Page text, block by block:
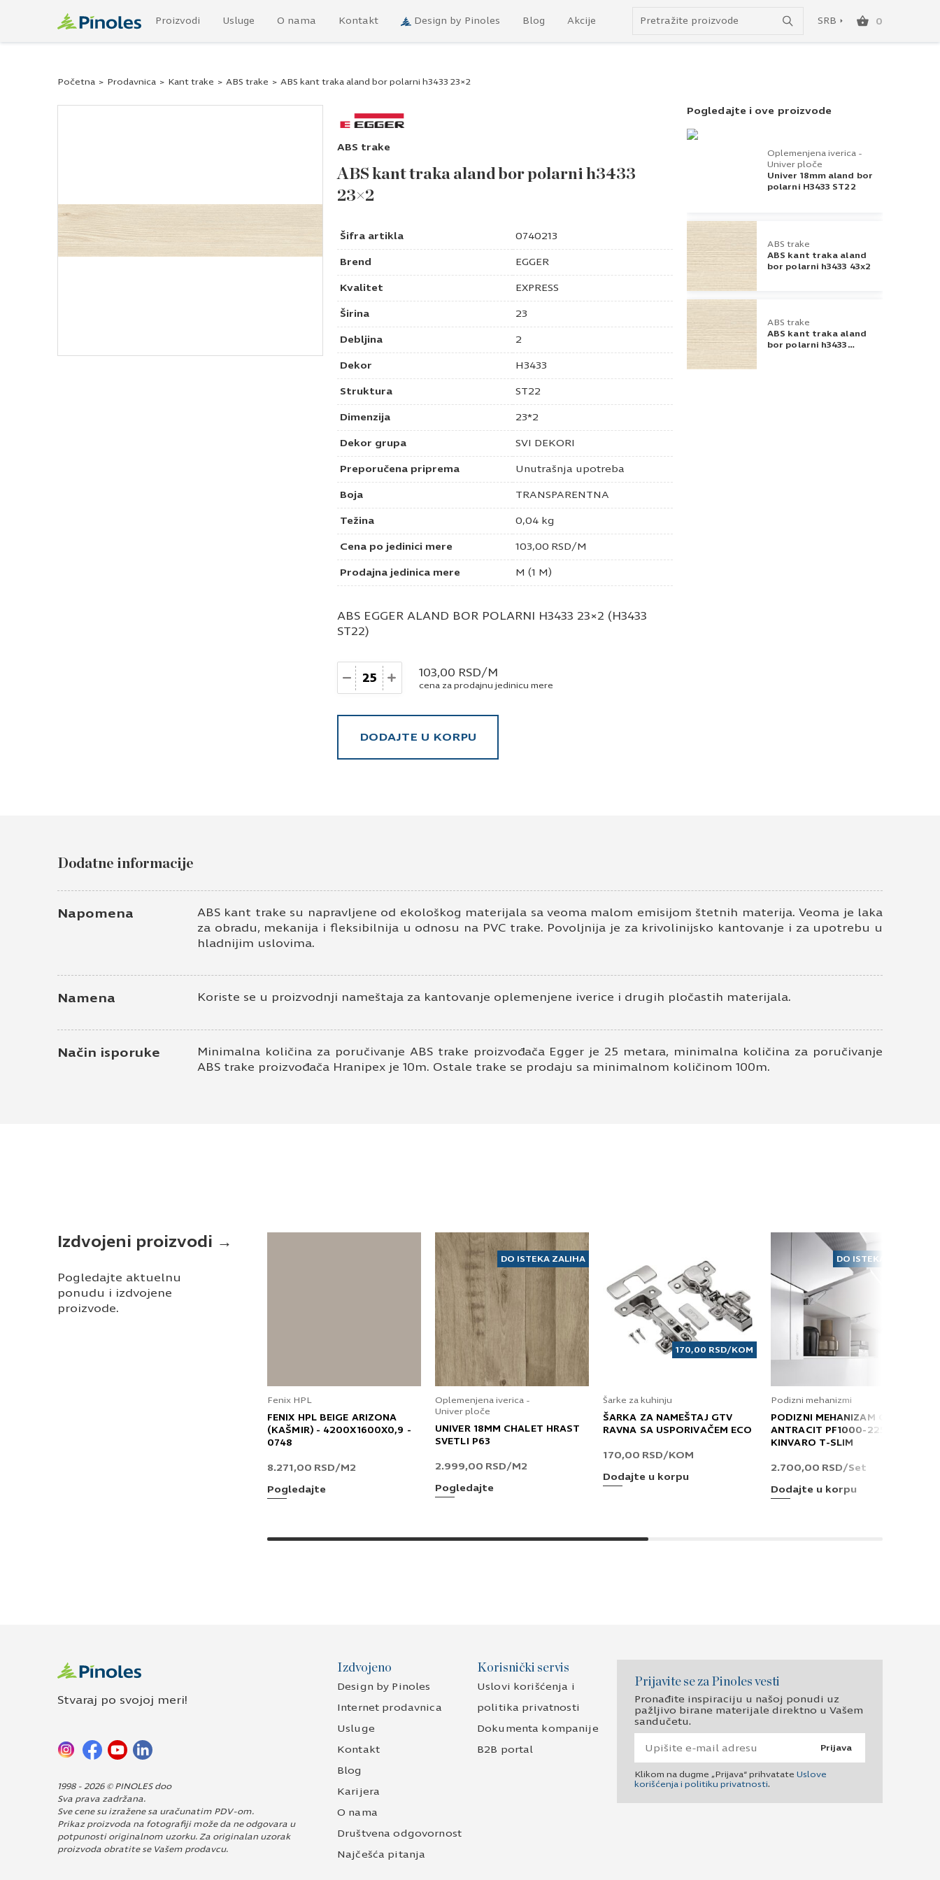
Proizvodi Usluge O nama Kontakt Design by Pinoles Blog Akcije SRB 0
Početna > Prodavnica > Kant trake > ABS trake > ABS kant traka aland bor polarni h3433 23×2
ABS trake
ABS kant traka aland bor polarni h3433
23×2
Šifra artikla 0740213
Brend EGGER
Kvalitet EXPRESS
Širina 23
Debljina 2
Dekor H3433
Struktura ST22
Dimenzija 23*2
Dekor grupa SVI DEKORI
Preporučena priprema Unutrašnja upotreba
Boja TRANSPARENTNA
Težina 0,04 kg
Cena po jedinici mere 103,00 RSD/M
Prodajna jedinica mere M (1 M)
ABS EGGER ALAND BOR POLARNI H3433 23×2 (H3433
ST22)
Količina 103,00 RSD/M
cena za prodajnu jedinicu mere
DODAJTE U KORPU
Pogledajte i ove proizvode
Oplemenjena iverica -
Univer ploče
Univer 18mm aland bor
polarni H3433 ST22
ABS trake
ABS kant traka aland
bor polarni h3433 43x2
ABS trake
ABS kant traka aland
bor polarni h3433
Dodatne informacije
Napomena
ABS kant trake su napravljene od ekološkog materijala sa veoma malom emisijom štetnih materija. Veoma je laka
za obradu, mekanija i fleksibilnija u odnosu na PVC trake. Povoljnija je za krivolinijsko kantovanje i za upotrebu u
hladnijim uslovima.
Namena Koriste se u proizvodnji nameštaja za kantovanje oplemenjene iverice i drugih pločastih materijala.
Način isporuke
Minimalna količina za poručivanje ABS trake proizvođača Egger je 25 metara, minimalna količina za poručivanje
ABS trake proizvođača Hranipex je 10m. Ostale trake se prodaju sa minimalnom količinom 100m.
Izdvojeni proizvodi →
Pogledajte aktuelnu
ponudu i izdvojene
proizvode.
Fenix HPL
FENIX HPL BEIGE ARIZONA
(KAŠMIR) - 4200X1600X0,9 -
0748
8.271,00 RSD/M2
Pogledajte
DO ISTEKA ZALIHA
Oplemenjena iverica -
Univer ploče
UNIVER 18MM CHALET HRAST
SVETLI P63
2.999,00 RSD/M2
Pogledajte
170,00 RSD/KOM
Šarke za kuhinju
ŠARKA ZA NAMEŠTAJ GTV
RAVNA SA USPORIVAČEM ECO
170,00 RSD/KOM
Dodajte u korpu
DO ISTEKA ZALIHA
Podizni mehanizmi
PODIZNI MEHANIZAM GRASS
ANTRACIT PF1000-2250 T
KINVARO T-SLIM
2.700,00 RSD/Set
Dodajte u korpu
Stvaraj po svojoj meri!
1998 - 2026 © PINOLES doo
Sva prava zadržana.
Sve cene su izražene sa uračunatim PDV-om.
Prikaz proizvoda na fotografiji može da ne odgovara u
potpunosti originalnom uzorku. Za originalan uzorak
proizvoda obratite se Vašem prodavcu.
Izdvojeno
Design by Pinoles
Internet prodavnica
Usluge
Kontakt
Blog
Karijera
O nama
Društvena odgovornost
Najčešća pitanja
Korisnički servis
Uslovi korišćenja i
politika privatnosti
Dokumenta kompanije
B2B portal
Prijavite se za Pinoles vesti
Pronađite inspiraciju u našoj ponudi uz
pažljivo birane materijale direktno u Vašem
sandučetu.
Prijava
Klikom na dugme „Prijava“ prihvatate Uslove
korišćenja i politiku privatnosti.